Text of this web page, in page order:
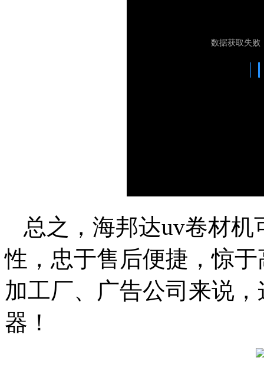
总之，海邦达uv卷材机
性，忠于售后便捷，惊
加工厂、广告公司来说
器！